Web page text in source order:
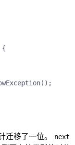
{
();
移了一位。
next